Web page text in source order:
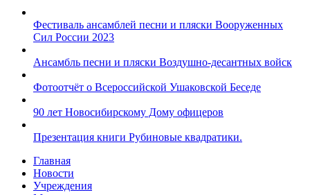
Фестиваль ансамблей песни и пляски Вооруженных
Сил России 2023
Ансамбль песни и пляски Воздушно-десантных войск
Фотоотчёт о Всероссийской Ушаковской Беседе
90 лет Новосибирскому Дому офицеров
Презентация книги Рубиновые квадратики.
Главная
Новости
Учреждения